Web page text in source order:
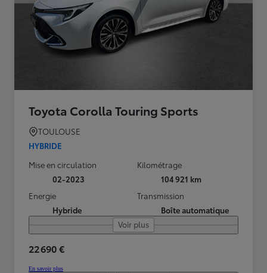
Toyota Corolla Touring Sports
TOULOUSE
HYBRIDE
Mise en circulation
02-2023
Kilométrage
104 921 km
Energie
Hybride
Transmission
Boîte automatique
Voir plus
22 690 €
En savoir plus